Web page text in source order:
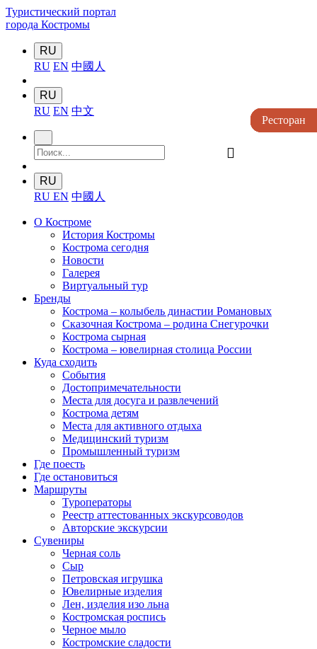
Туристический портал
города Костромы
RU
RU EN 中國人
RU
RU EN 中文
󰍉
RU
RU EN 中國人
О Костроме
История Костромы
Кострома сегодня
Новости
Галерея
Виртуальный тур
Бренды
Кострома – колыбель династии Романовых
Сказочная Кострома – родина Снегурочки
Кострома сырная
Кострома – ювелирная столица России
Куда сходить
События
Достопримечательности
Места для досуга и развлечений
Кострома детям
Места для активного отдыха
Медицинский туризм
Промышленный туризм
Где поесть
Где остановиться
Маршруты
Туроператоры
Реестр аттестованных экскурсоводов
Авторские экскурсии
Сувениры
Черная соль
Сыр
Петровская игрушка
Ювелирные изделия
Лен, изделия изо льна
Костромская роспись
Черное мыло
Костромские сладости
Ресторан
Ресторан
Ресторан
Ресторан
Ресторан